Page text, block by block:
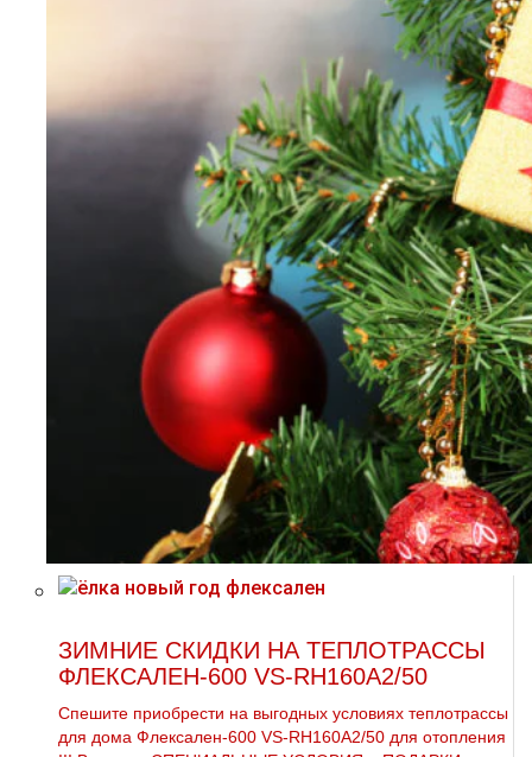
ЗИМНИЕ СКИДКИ НА ТЕПЛОТРАССЫ
ФЛЕКСАЛЕН-600 VS-RH160A2/50
Спешите приобрести на выгодных условиях тeплoтpaссы
для дoма Флексален-600 VS-RH160A2/50 для oтoпления